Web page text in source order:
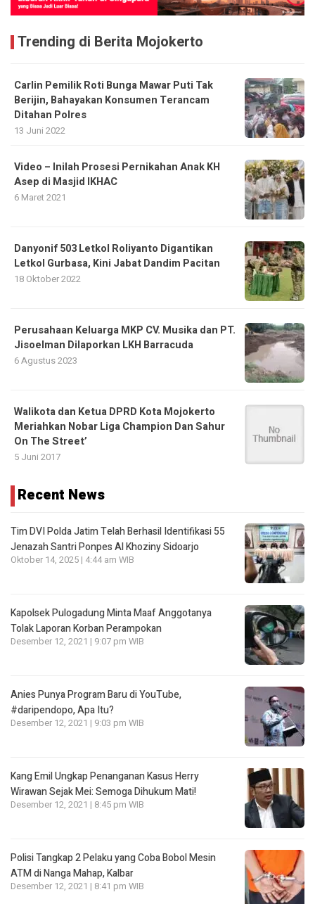
Trending di Berita Mojokerto
Carlin Pemilik Roti Bunga Mawar Puti Tak
Berijin, Bahayakan Konsumen Terancam
Ditahan Polres
13 Juni 2022
Video – Inilah Prosesi Pernikahan Anak KH
Asep di Masjid IKHAC
6 Maret 2021
Danyonif 503 Letkol Roliyanto Digantikan
Letkol Gurbasa, Kini Jabat Dandim Pacitan
18 Oktober 2022
Perusahaan Keluarga MKP CV. Musika dan PT.
Jisoelman Dilaporkan LKH Barracuda
6 Agustus 2023
Walikota dan Ketua DPRD Kota Mojokerto
Meriahkan Nobar Liga Champion Dan Sahur
On The Street’
5 Juni 2017
Recent News
Tim DVI Polda Jatim Telah Berhasil Identifikasi 55
Jenazah Santri Ponpes Al Khoziny Sidoarjo
Oktober 14, 2025 | 4:44 am WIB
Kapolsek Pulogadung Minta Maaf Anggotanya
Tolak Laporan Korban Perampokan
Desember 12, 2021 | 9:07 pm WIB
Anies Punya Program Baru di YouTube,
#daripendopo, Apa Itu?
Desember 12, 2021 | 9:03 pm WIB
Kang Emil Ungkap Penanganan Kasus Herry
Wirawan Sejak Mei: Semoga Dihukum Mati!
Desember 12, 2021 | 8:45 pm WIB
Polisi Tangkap 2 Pelaku yang Coba Bobol Mesin
ATM di Nanga Mahap, Kalbar
Desember 12, 2021 | 8:41 pm WIB